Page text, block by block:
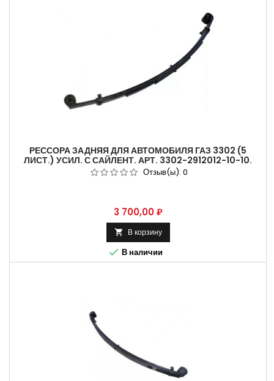
РЕССОРА ЗАДНЯЯ ДЛЯ АВТОМОБИЛЯ ГАЗ 3302 (5
ЛИСТ.) УСИЛ. С САЙЛЕНТ. АРТ. 3302-2912012-10-10.
Отзыв(ы): 0
Цена
3 700,00 ₽
 В корзину
 В наличии